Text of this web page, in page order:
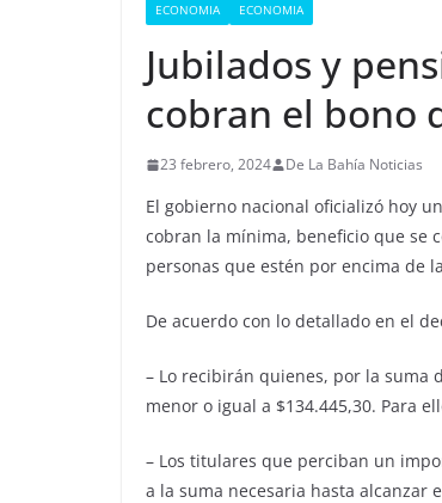
ECONOMIA ECONOMIA
Jubilados y
cobran el bono
23 febrero, 2024 De La Bahía Noticias
El gobierno nacional oficializó hoy
cobran la mínima, beneficio que se
personas que estén por encima de
De acuerdo con lo detallado en el
– Lo recibirán quienes, por la suma
menor o igual a $134.445,30. Para
– Los titulares que perciban un
a la suma necesaria hasta alcanzar